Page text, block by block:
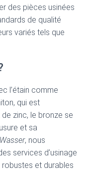
des pièces usinées
de qualité
variés tels que
l’étain comme
qui est
zinc, le bronze se
et sa
, nous
services d’usinage
et durables